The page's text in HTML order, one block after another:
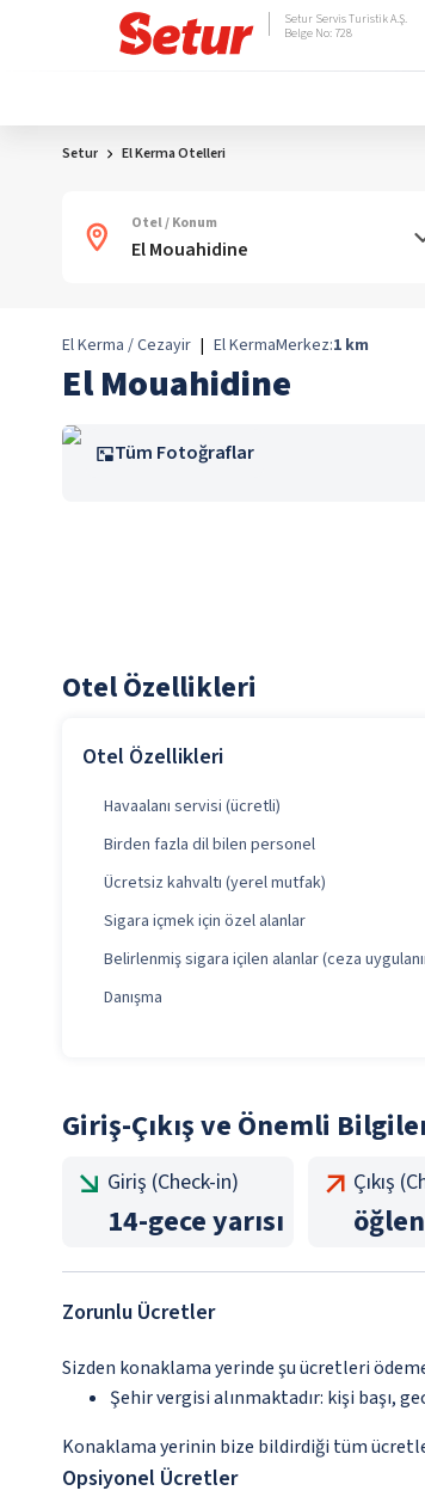
Setur Servis Turistik A.Ş.
Belge No: 728
Setur El Kerma Otelleri
Otel / Konum
El Kerma / Cezayir | El KermaMerkez:1 km
El Mouahidine
Tüm Fotoğraflar
Otel Özellikleri
Otel Özellikleri
Havaalanı servisi (ücretli)
Birden fazla dil bilen personel
Ücretsiz kahvaltı (yerel mutfak)
Sigara içmek için özel alanlar
Belirlenmiş sigara içilen alanlar (ceza
Danışma
Giriş-Çıkış ve Önemli
Giriş (Check-in)
14-gece yarısı
Çıkış
öğlen
Zorunlu Ücretler
Sizden konaklama yerinde şu ücretleri
Şehir vergisi alınmaktadır: kişi başı,
Konaklama yerinin bize bildirdiği tüm
Opsiyonel Ücretler